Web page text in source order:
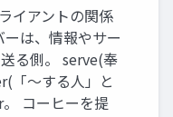
イアントの関係
は、情報やサー
る側。 serve(奉
「〜する⼈」と
コーヒーを提